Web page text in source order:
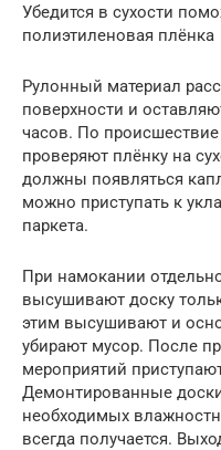
Убедится в сухости
полиэтиленовая плёнка
Рулонный материал
поверхности и
часов. По
проверяют плёнку на
должны появляться
можно приступать к
паркета.
При намокании
высушивают доску
этим высушивают и
убирают мусор. После
мероприятий
Демонтированные
необходимых
всегда получается.